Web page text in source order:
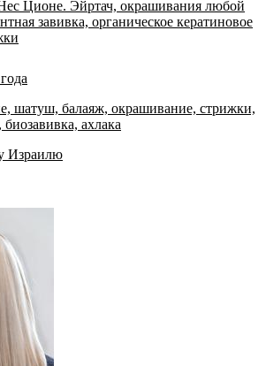
Ционе. Эйртач, окрашивания любой
завивка, органическое кератиновое
шатуш, балаяж, окрашивание, стрижки,
ахлака
Израилю